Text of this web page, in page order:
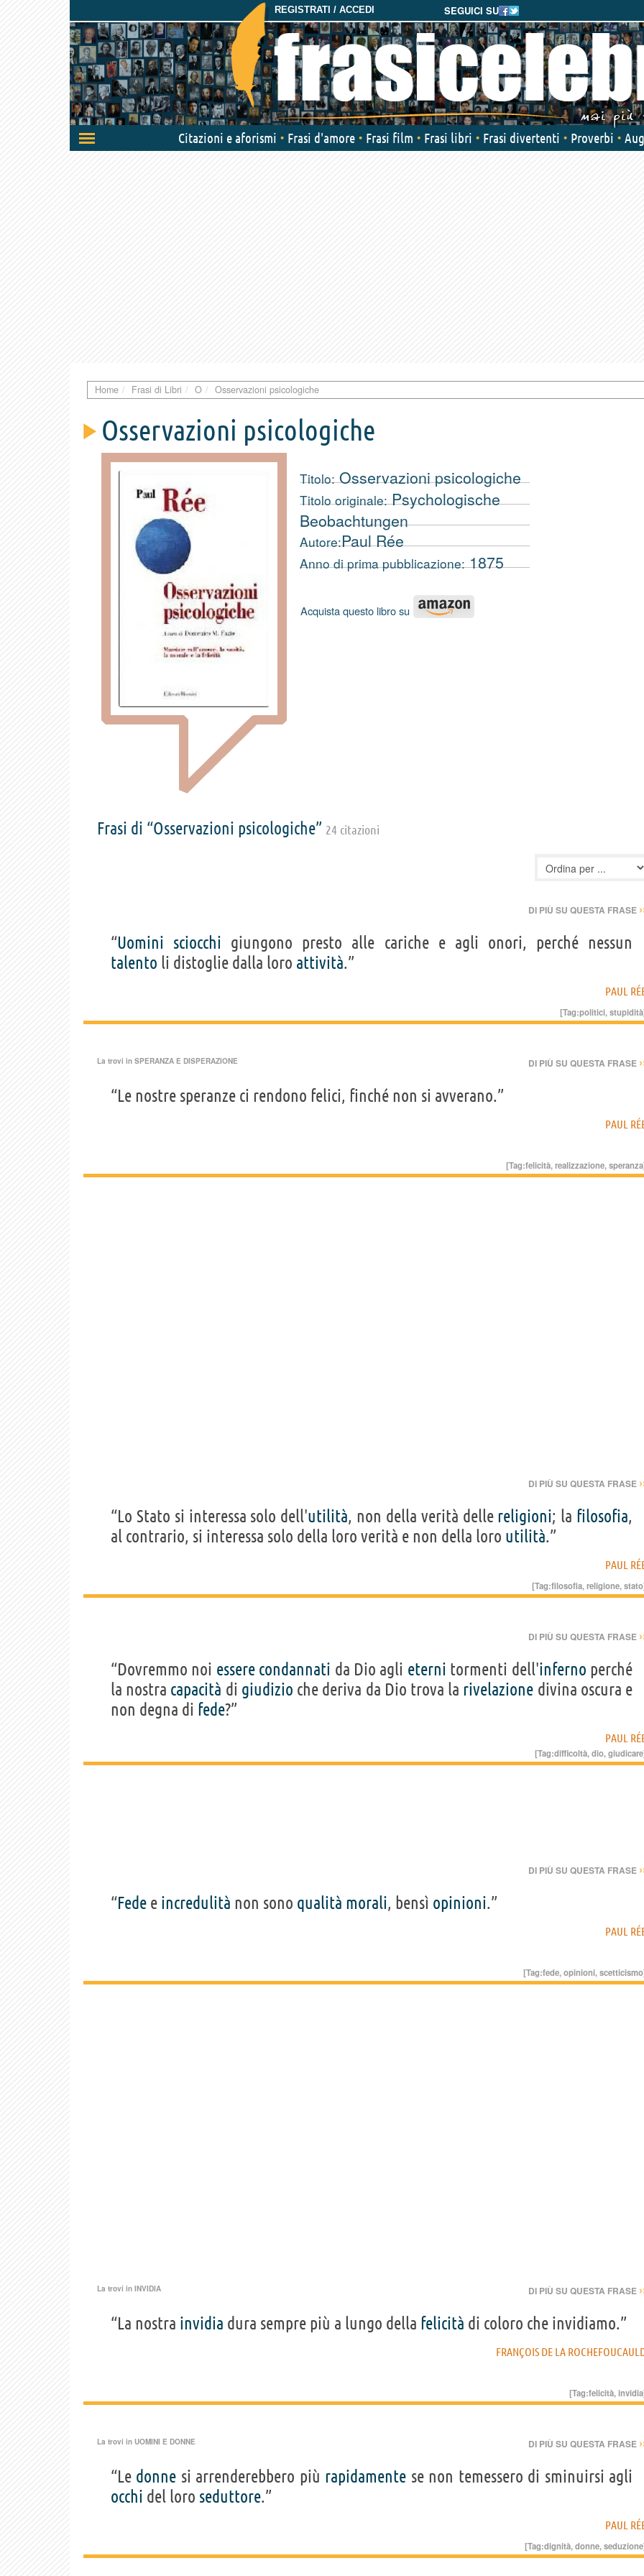
SEGUICI SU
REGISTRATI / ACCEDI
Attiva/disattiva
navigazione
Citazioni e aforismi Frasi d'amore Frasi film Frasi libri Frasi divertenti Proverbi
Home Frasi di Libri O Osservazioni psicologiche
Osservazioni psicologiche
Titolo:Osservazioni psicologiche
Titolo originale:Psychologische
Beobachtungen
Autore:Paul Rée
Anno di prima pubblicazione:1875
Acquista questo libro su
Frasi di “Osservazioni psicologiche” 24 citazioni
DI PIÙ SU QUESTA FRASE
“Uomini sciocchi giungono presto alle cariche e agli onori, perché nessun
talento li distoglie dalla loro attività.”
PAUL
[Tag:politici,stupidità
La trovi in SPERANZA E DISPERAZIONE DI PIÙ SU QUESTA FRASE
“Le nostre speranze ci rendono felici, finché non si avverano.”
PAUL
[Tag:felicità,realizzazione,speranza
DI PIÙ SU QUESTA FRASE
“Lo Stato si interessa solo dell'utilità, non della verità delle religioni; la filosofia,
al contrario, si interessa solo della loro verità e non della loro utilità.”
PAUL
[Tag:filosofia,religione,stato
DI PIÙ SU QUESTA FRASE
“Dovremmo noi essere condannati da Dio agli eterni tormenti dell'inferno perché
la nostra capacità di giudizio che deriva da Dio trova la rivelazione divina oscura e
non degna di fede?”
PAUL
[Tag:difficoltà,dio,giudicare
DI PIÙ SU QUESTA FRASE
“Fede e incredulità non sono qualità morali, bensì opinioni.”
PAUL
[Tag:fede,opinioni,scetticismo
La trovi in INVIDIA DI PIÙ SU QUESTA FRASE
“La nostra invidia dura sempre più a lungo della felicità di coloro che invidiamo.”
FRANÇOIS DE LA
[Tag:felicità,invidia
La trovi in UOMINI E DONNE DI PIÙ SU QUESTA FRASE
“Le donne si arrenderebbero più rapidamente se non temessero di sminuirsi agli
occhi del loro seduttore.”
PAUL
[Tag:dignità,donne,seduzione